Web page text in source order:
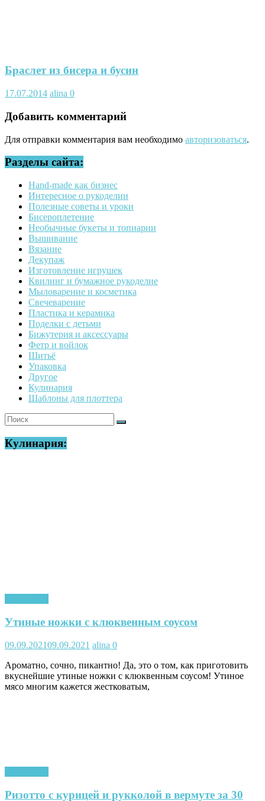
Браслет из бисера и бусин
17.07.2014 alina 0
Добавить комментарий
Для отправки комментария вам необходимо авторизоваться.
Разделы сайта:
Hand-made как бизнес
Интересное о рукоделии
Полезные советы и уроки
Бисероплетение
Необычные букеты и топиарии
Вышивание
Вязание
Декупаж
Изготовление игрушек
Квилинг и бумажное рукоделие
Мыловарение и косметика
Свечеварение
Пластика и керамика
Поделки с детьми
Бижутерия и аксессуары
Фетр и войлок
Шитьё
Упаковка
Другое
Кулинария
Шаблоны для плоттера
Кулинария:
Утиные ножки с клюквенным соусом
09.09.202109.09.2021 alina 0
Ароматно, сочно, пикантно! Да, это о том, как приготовить
вкуснейшие утиные ножки с клюквенным соусом! Утиное
мясо многим кажется жестковатым,
Ризотто с курицей и рукколой в вермуте за 30